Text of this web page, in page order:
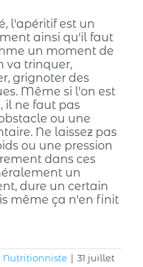
l'apéritif est un
ainsi qu'il faut
un moment de
va trinquer,
grignoter des
Même si l'on est
il ne faut pas
ou une
Ne laissez pas
ou une pression
dans ces
un
dure un certain
même ça n'en finit
Nutritionniste | 31 juillet